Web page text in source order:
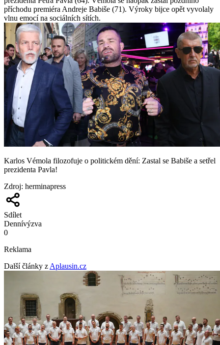
příchodu premiéra Andreje Babiše (71). Výroky bijce opět vyvolaly
vlnu emocí na sociálních sítích.
Karlos Vémola filozofuje o politickém dění: Zastal se Babiše a setřel
prezidenta Pavla!
Zdroj: herminapress
Sdílet
Dennívýzva
0
Reklama
Další články z Aplausin.cz